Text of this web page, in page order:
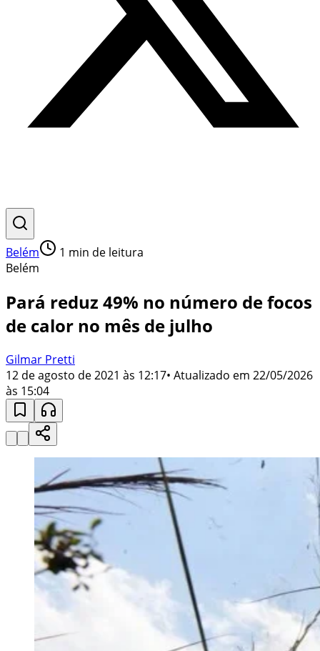
Belém 1 min de leitura
Belém
Pará reduz 49% no número de focos
de calor no mês de julho
Gilmar Pretti
12 de agosto de 2021 às 12:17• Atualizado em 22/05/2026
às 15:04